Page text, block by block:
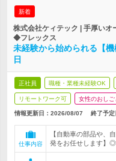
新着
株式会社ケィテック | 手厚い
◆フレックス
未経験から始められる【
日
正社員 職種・業種未経験OK
リモートワーク可 女性のおしご
情報更新日：2026/08/07 終了予定
仕事内容
【自動車の部品や、
発をお任せします】◎